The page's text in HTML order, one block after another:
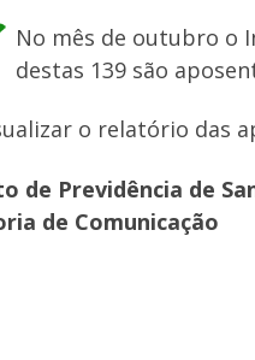
No mês de outubro o
destas 139 são
o relatório das
de Previdência de
de Comunicação